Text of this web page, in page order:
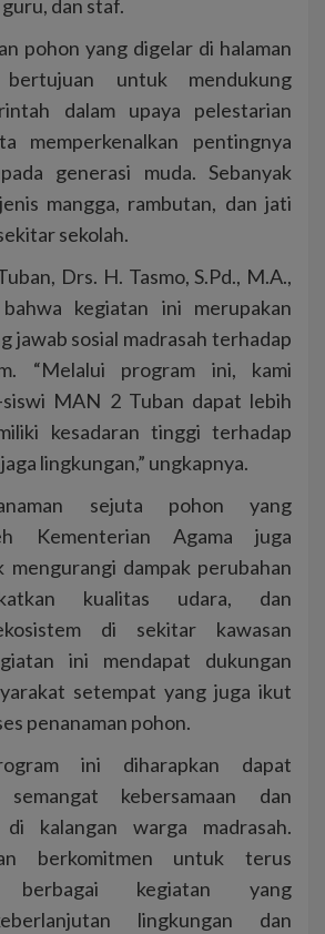
dan staf.
pohon yang digelar di halaman
untuk mendukung
dalam upaya pelestarian
memperkenalkan pentingnya
generasi muda. Sebanyak
mangga, rambutan, dan jati
sekolah.
Drs. H. Tasmo, S.Pd., M.A.,
bahwa kegiatan ini merupakan
jawab sosial madrasah terhadap
“Melalui program ini, kami
siswi MAN 2 Tuban dapat lebih
kesadaran tinggi terhadap
lingkungan,” ungkapnya.
sejuta pohon yang
Kementerian Agama juga
dampak perubahan
kualitas udara, dan
di sekitar kawasan
ini mendapat dukungan
setempat yang juga ikut
penanaman pohon.
ini diharapkan dapat
semangat kebersamaan dan
di kalangan warga madrasah.
berkomitmen untuk terus
berbagai kegiatan yang
lingkungan dan